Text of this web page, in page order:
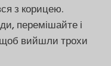
з корицею.
перемішайте і
вийшли трохи